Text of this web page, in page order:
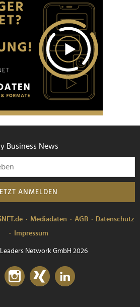
Business News
ANMELDEN
Mediadaten AGB
Datenschutz
Impressum
Network GmbH 2026